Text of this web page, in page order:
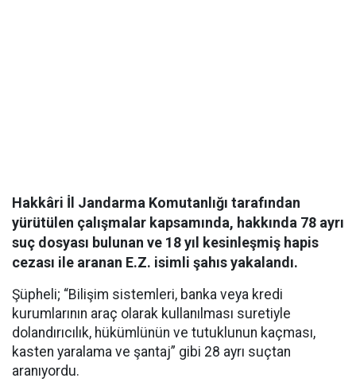
Hakkâri İl Jandarma Komutanlığı tarafından
yürütülen çalışmalar kapsamında, hakkında 78 ayrı
suç dosyası bulunan ve 18 yıl kesinleşmiş hapis
cezası ile aranan E.Z. isimli şahıs yakalandı.
Şüpheli; “Bilişim sistemleri, banka veya kredi
kurumlarının araç olarak kullanılması suretiyle
dolandırıcılık, hükümlünün ve tutuklunun kaçması,
kasten yaralama ve şantaj” gibi 28 ayrı suçtan
aranıyordu.